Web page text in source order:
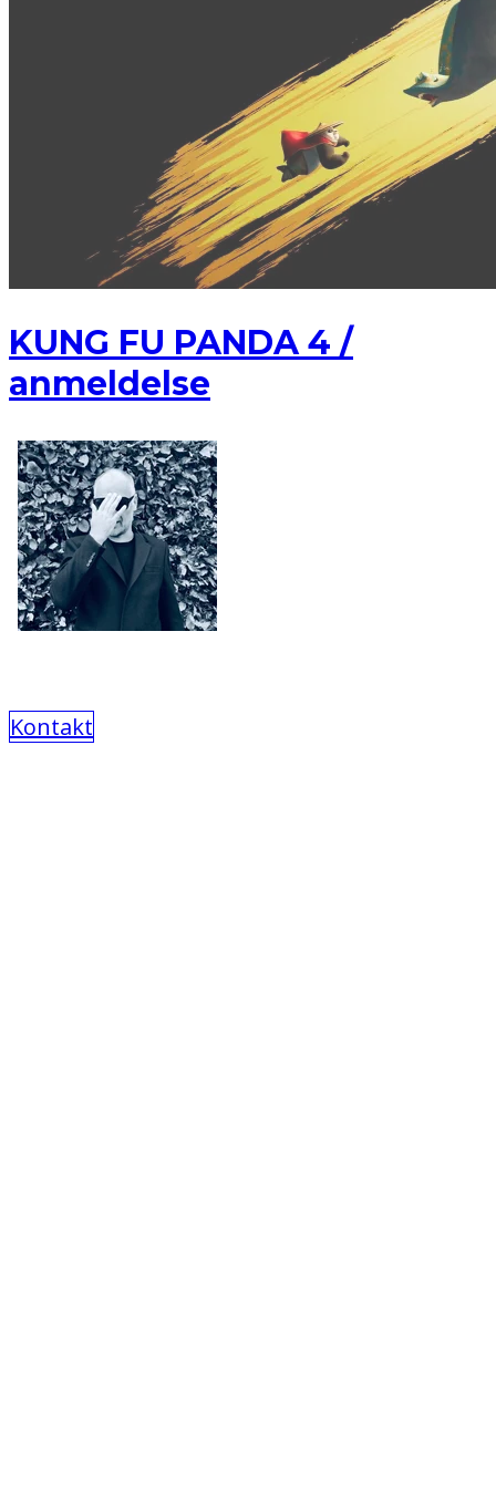
KUNG FU PANDA 4 /
anmeldelse
Kontakt